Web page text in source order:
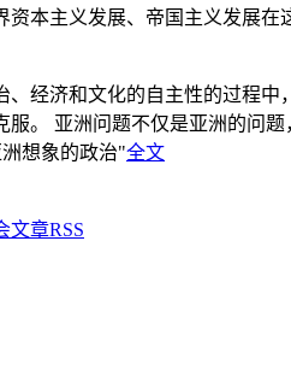
资本主义发展、帝国主义发展在
、经济和文化的自主性的过程
服。 亚洲问题不仅是亚洲的问
想象的政治"全文